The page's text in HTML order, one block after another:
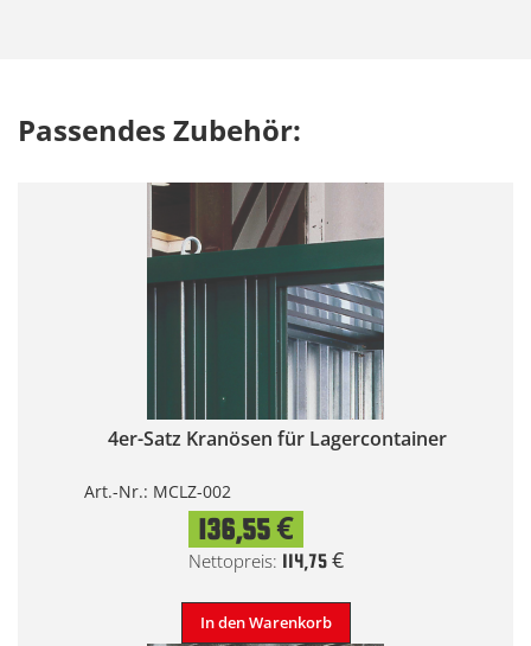
Passendes Zubehör:
4er-Satz Kranösen für Lagercontainer
Art.-Nr.: MCLZ-002
136,55 €
114,75 €
In den Warenkorb